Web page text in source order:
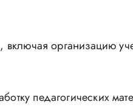
включая организацию
педагогических